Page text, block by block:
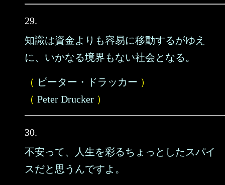
29.
知識は資金よりも容易に移動するがゆえ
に、いかなる境界もない社会となる。
（ ピーター・ドラッカー ）
（ Peter Drucker ）
30.
不安って、人生を彩るちょっとしたスパイ
スだと思うんですよ。